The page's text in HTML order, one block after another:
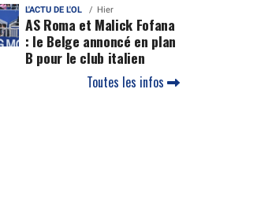
L'ACTU DE L'OL Hier
AS Roma et Malick Fofana
: le Belge annoncé en plan
B pour le club italien
Toutes les infos